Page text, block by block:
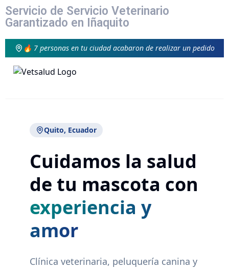
Servicio de Servicio Veterinario
Garantizado en Iñaquito